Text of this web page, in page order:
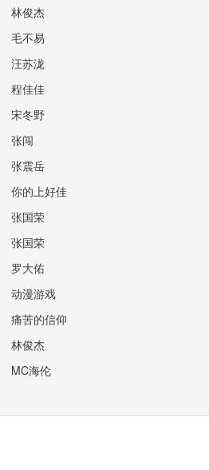
林俊杰
毛不易
汪苏泷
程佳佳
宋冬野
张闯
张震岳
你的上好佳
张国荣
张国荣
罗大佑
动漫游戏
痛苦的信仰
林俊杰
MC海伦